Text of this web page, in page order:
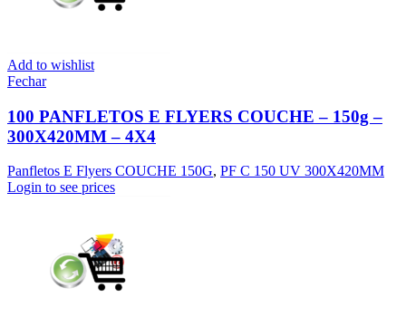
Add to wishlist
Fechar
100 PANFLETOS E FLYERS COUCHE – 150g –
300X420MM – 4X4
Panfletos E Flyers COUCHE 150G, PF C 150 UV 300X420MM
Login to see prices